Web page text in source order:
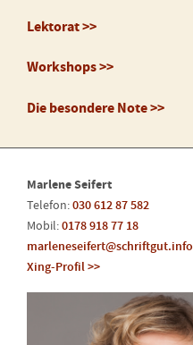
Lektorat >>
Workshops >>
Die besondere Note >>
Marlene Seifert
Telefon:030 612 87 582
Mobil:0178 918 77 18
marleneseifert@schriftgut.info
Xing-Profil >>